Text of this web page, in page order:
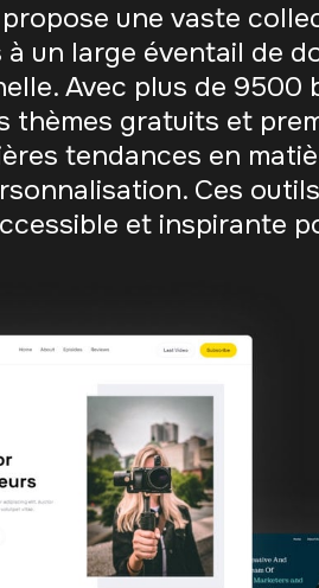
une vaste
un large éventail de
Avec plus de 9500
gratuits et
tendances en
Ces
et inspirante